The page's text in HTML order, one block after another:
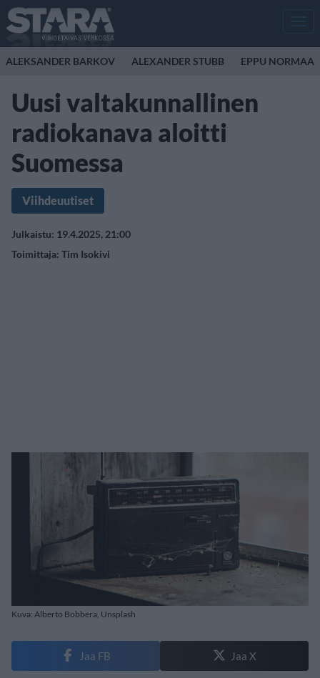
ALEKSANDER BARKOV ALEXANDER STUBB EPPU
Uusi valtakunnallinen
radiokanava aloitti
Suomessa
Viihdeuutiset
Julkaistu: 19.4.2025, 21:00
Toimittaja: Tim Isokivi
Kuva: Alberto Bobbera, Unsplash
Jaa FB Jaa X